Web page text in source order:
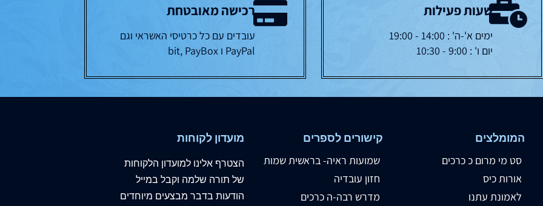
שעות פעילות
ימים א'-ה' : 14:00 - 19:00
יום ו' : 9:00 - 10:30
רכישה מאובטחת
עובדים עם כל כרטיסי האשראי וגם
PayPal ו bit, PayBox
המומלצים
סט מי מרום כ כרכים
אורות כיס
לאמונת עתנו
קישורים לספרים
שמועות ראיה- בראשית שמות
חזון עובדיה
מדרש רבה-ה כרכים
מועדון לקוחות
הצטרף אלינו למועדון הלקוחות
של תורה שלמה וקבל במייל
הודעות בדבר מבצעים מיוחדים